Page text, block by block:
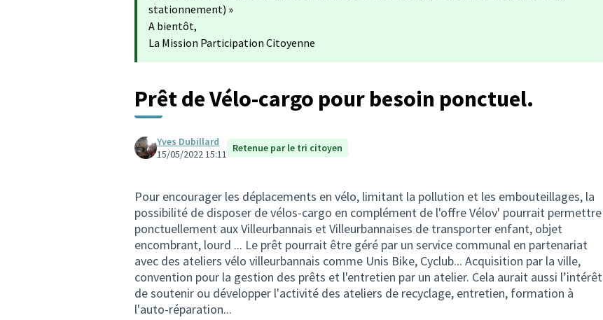
stationnement) »
A bientôt,
La Mission Participation Citoyenne
Prêt de Vélo-cargo pour besoin ponctuel.
Yves Dubillard
15/05/2022 15:11 Retenue par le tri citoyen
Pour encourager les déplacements en vélo, limitant la pollution et les embouteillages, la
possibilité de disposer de vélos-cargo en complément de l'offre Vélov' pourrait permettre
ponctuellement aux Villeurbannais et Villeurbannaises de transporter enfant, objet
encombrant, lourd ... Le prêt pourrait être géré par un service communal en partenariat
avec des ateliers vélo villeurbannais comme Unis Bike, Cyclub... Acquisition par la ville,
convention pour la gestion des prêts et l'entretien par un atelier. Cela aurait aussi l’intérêt
de soutenir ou développer l'activité des ateliers de recyclage, entretien, formation à
l'auto-réparation...